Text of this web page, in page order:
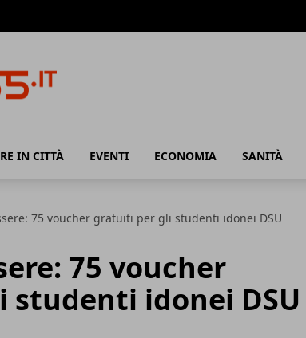
IN CITTÀ EVENTI ECONOMIA SANITÀ
75 voucher gratuiti per gli studenti idonei DSU
75 voucher
idonei DSU